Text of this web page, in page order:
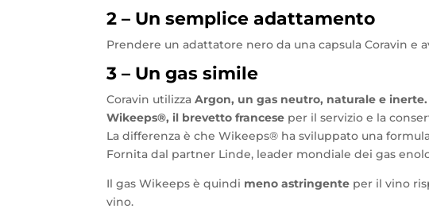
2 – Un semplice adattamento
Prendere un adattatore nero da una capsula Coravin
3 – Un gas simile
Coravin utilizzaArgon, un gas neutro, naturale e inerte.
Wikeeps®, il brevetto francese per il servizio e la
La differenza è che Wikeeps® ha sviluppato una
Fornita dal partner Linde, leader mondiale dei gas
Il gas Wikeeps è quindi meno astringente per il vino
vino.